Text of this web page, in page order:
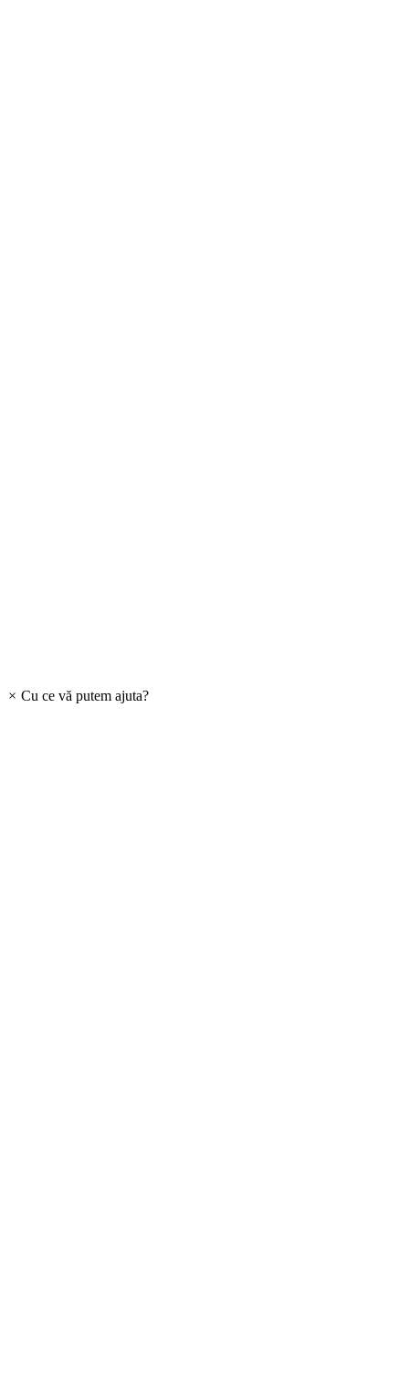
× Cu ce vă putem ajuta?